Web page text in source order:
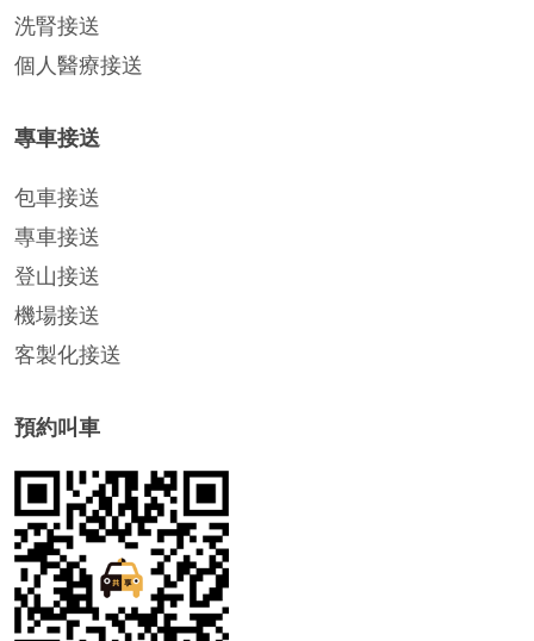
洗腎接送
個人醫療接送
專車接送
包車接送
專車接送
登山接送
機場接送
客製化接送
預約叫車